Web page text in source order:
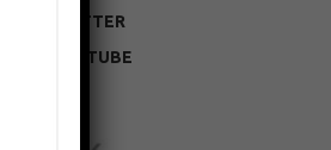
TWITTER
YOUTUBE